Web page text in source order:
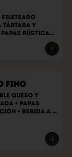
fileteado
tártara y
rústicas
a elección
Fino
queso y
+ papas
+ bebida a